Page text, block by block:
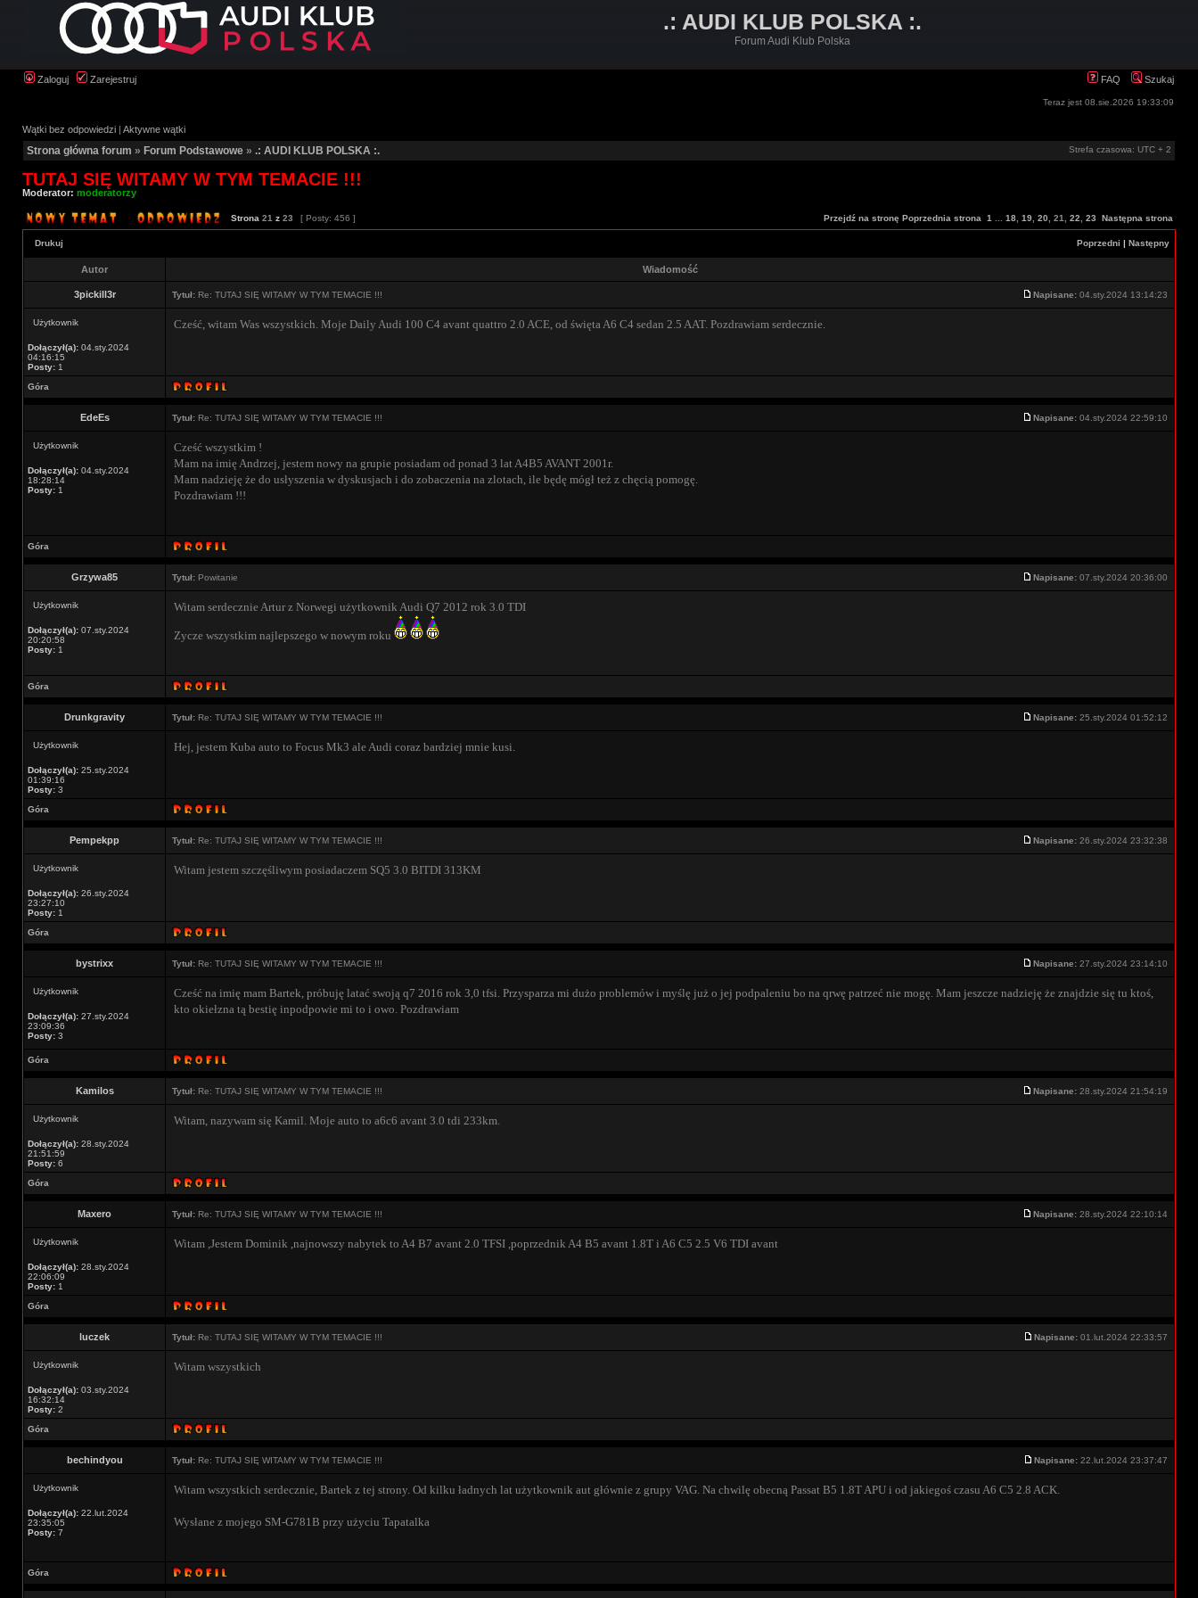
.: AUDI KLUB POLSKA :.
Forum Audi Klub Polska
Zaloguj Zarejestruj FAQ Szukaj
Teraz jest 08.sie.2026 19:33:09
Wątki bez odpowiedzi | Aktywne wątki
Strona główna forum » Forum Podstawowe » .: AUDI KLUB POLSKA :. Strefa czasowa: UTC + 2
TUTAJ SIĘ WITAMY W TYM TEMACIE !!!
Moderator: moderatorzy
Strona 21 z 23 [ Posty: 456 ] Przejdź na stronę Poprzednia strona 1 18 19 20 21 22 23 Następna strona
Drukuj Poprzedni | Następny
Autor Wiadomość
3pickill3r Tytuł: Re: TUTAJ SIĘ WITAMY W TYM TEMACIE !!! Napisane: 04.sty.2024 13:14:23
Użytkownik
Dołączył(a): 04.sty.2024
04:16:15
Posty: 1
Cześć, witam Was wszystkich. Moje Daily Audi 100 C4 avant quattro 2.0 ACE, od święta A6 C4 sedan 2.5 AAT. Pozdrawiam serdecznie.
Góra
EdeEs Tytuł: Re: TUTAJ SIĘ WITAMY W TYM TEMACIE !!! Napisane: 04.sty.2024 22:59:10
Użytkownik
Dołączył(a): 04.sty.2024
18:28:14
Posty: 1
Cześć wszystkim !
Mam na imię Andrzej, jestem nowy na grupie posiadam od ponad 3 lat A4B5 AVANT 2001r.
Mam nadzieję że do usłyszenia w dyskusjach i do zobaczenia na zlotach, ile będę mógł też z chęcią pomogę.
Pozdrawiam !!!
Góra
Grzywa85 Tytuł: Powitanie Napisane: 07.sty.2024 20:36:00
Użytkownik
Dołączył(a): 07.sty.2024
20:20:58
Posty: 1
Witam serdecznie Artur z Norwegi użytkownik Audi Q7 2012 rok 3.0 TDI
Zycze wszystkim najlepszego w nowym roku
Góra
Drunkgravity Tytuł: Re: TUTAJ SIĘ WITAMY W TYM TEMACIE !!! Napisane: 25.sty.2024 01:52:12
Użytkownik
Dołączył(a): 25.sty.2024
01:39:16
Posty: 3
Hej, jestem Kuba auto to Focus Mk3 ale Audi coraz bardziej mnie kusi.
Góra
Pempekpp Tytuł: Re: TUTAJ SIĘ WITAMY W TYM TEMACIE !!! Napisane: 26.sty.2024 23:32:38
Użytkownik
Dołączył(a): 26.sty.2024
23:27:10
Posty: 1
Witam jestem szczęśliwym posiadaczem SQ5 3.0 BITDI 313KM
Góra
bystrixx Tytuł: Re: TUTAJ SIĘ WITAMY W TYM TEMACIE !!! Napisane: 27.sty.2024 23:14:10
Użytkownik
Dołączył(a): 27.sty.2024
23:09:36
Posty: 3
Cześć na imię mam Bartek, próbuję latać swoją q7 2016 rok 3,0 tfsi. Przysparza mi dużo problemów i myślę już o jej podpaleniu bo na qrwę patrzeć nie mogę. Mam jeszcze nadzieję że znajdzie się tu ktoś,
kto okiełzna tą bestię inpodpowie mi to i owo. Pozdrawiam
Góra
Kamilos Tytuł: Re: TUTAJ SIĘ WITAMY W TYM TEMACIE !!! Napisane: 28.sty.2024 21:54:19
Użytkownik
Dołączył(a): 28.sty.2024
21:51:59
Posty: 6
Witam, nazywam się Kamil. Moje auto to a6c6 avant 3.0 tdi 233km.
Góra
Maxero Tytuł: Re: TUTAJ SIĘ WITAMY W TYM TEMACIE !!! Napisane: 28.sty.2024 22:10:14
Użytkownik
Dołączył(a): 28.sty.2024
22:06:09
Posty: 1
Witam ,Jestem Dominik ,najnowszy nabytek to A4 B7 avant 2.0 TFSI ,poprzednik A4 B5 avant 1.8T i A6 C5 2.5 V6 TDI avant
Góra
luczek Tytuł: Re: TUTAJ SIĘ WITAMY W TYM TEMACIE !!! Napisane: 01.lut.2024 22:33:57
Użytkownik
Dołączył(a): 03.sty.2024
16:32:14
Posty: 2
Witam wszystkich
Góra
bechindyou Tytuł: Re: TUTAJ SIĘ WITAMY W TYM TEMACIE !!! Napisane: 22.lut.2024 23:37:47
Użytkownik
Dołączył(a): 22.lut.2024
23:35:05
Posty: 7
Witam wszystkich serdecznie, Bartek z tej strony. Od kilku ładnych lat użytkownik aut głównie z grupy VAG. Na chwilę obecną Passat B5 1.8T APU i od jakiegoś czasu A6 C5 2.8 ACK.
Wysłane z mojego SM-G781B przy użyciu Tapatalka
Góra